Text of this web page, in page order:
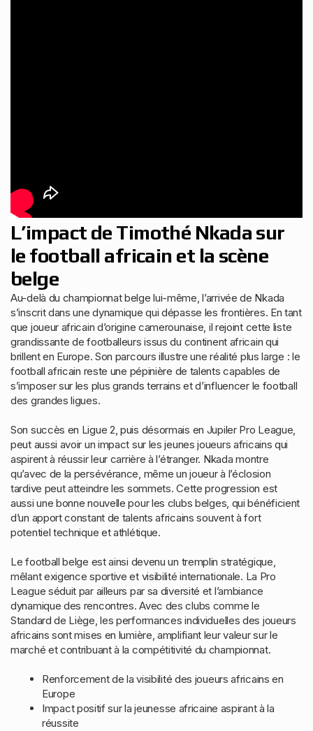
L’impact de Timothé Nkada sur
le football africain et la scène
belge
Au-delà du championnat belge lui-même, l’arrivée de Nkada
s’inscrit dans une dynamique qui dépasse les frontières. En tant
que joueur africain d’origine camerounaise, il rejoint cette liste
grandissante de footballeurs issus du continent africain qui
brillent en Europe. Son parcours illustre une réalité plus large : le
football africain reste une pépinière de talents capables de
s’imposer sur les plus grands terrains et d’influencer le football
des grandes ligues.
Son succès en Ligue 2, puis désormais en Jupiler Pro League,
peut aussi avoir un impact sur les jeunes joueurs africains qui
aspirent à réussir leur carrière à l’étranger. Nkada montre
qu’avec de la persévérance, même un joueur à l’éclosion
tardive peut atteindre les sommets. Cette progression est
aussi une bonne nouvelle pour les clubs belges, qui bénéficient
d’un apport constant de talents africains souvent à fort
potentiel technique et athlétique.
Le football belge est ainsi devenu un tremplin stratégique,
mêlant exigence sportive et visibilité internationale. La Pro
League séduit par ailleurs par sa diversité et l’ambiance
dynamique des rencontres. Avec des clubs comme le
Standard de Liège, les performances individuelles des joueurs
africains sont mises en lumière, amplifiant leur valeur sur le
marché et contribuant à la compétitivité du championnat.
Renforcement de la visibilité des joueurs africains en
Europe
Impact positif sur la jeunesse africaine aspirant à la
réussite